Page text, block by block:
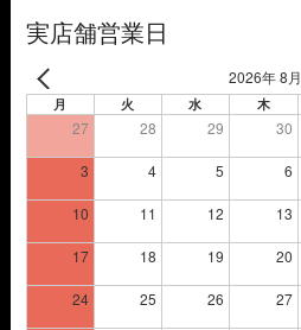
実店舗営業日
2026年 8月
月 火 水 木
27 28 29 30
3 4 5 6
10 11 12 13
17 18 19 20
24 25 26 27